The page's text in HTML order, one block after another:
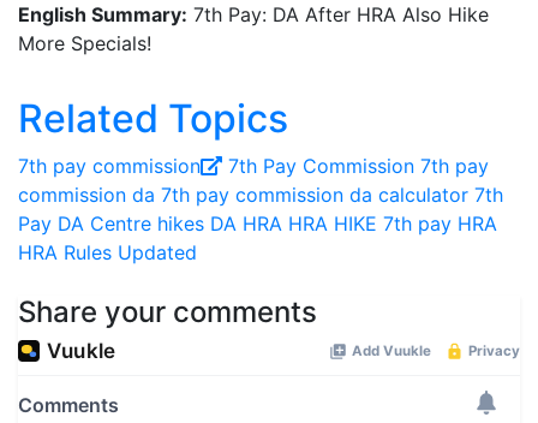
English Summary: 7th Pay: DA After HRA Also Hike
More Specials!
Related Topics
7th pay commission 7th Pay Commission 7th pay
commission da 7th pay commission da calculator 7th
Pay DA Centre hikes DA HRA HRA HIKE 7th pay HRA
HRA Rules Updated
Share your comments